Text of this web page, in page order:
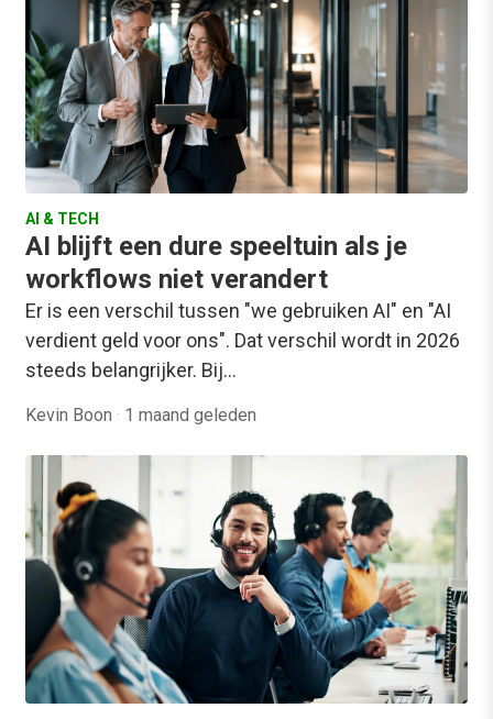
AI & TECH
AI blijft een dure speeltuin als je
workflows niet verandert
Er is een verschil tussen "we gebruiken AI" en "AI
verdient geld voor ons". Dat verschil wordt in 2026
steeds belangrijker. Bij…
Kevin Boon · 1 maand geleden